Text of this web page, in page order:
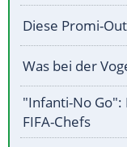
Diese Promi-
Was bei der
"Infanti-No
FIFA-Chefs